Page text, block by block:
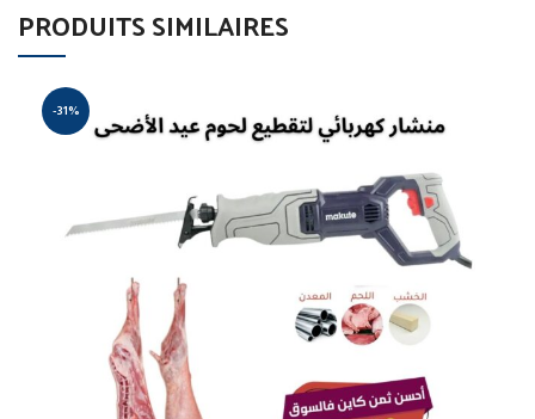
PRODUITS SIMILAIRES
-31%